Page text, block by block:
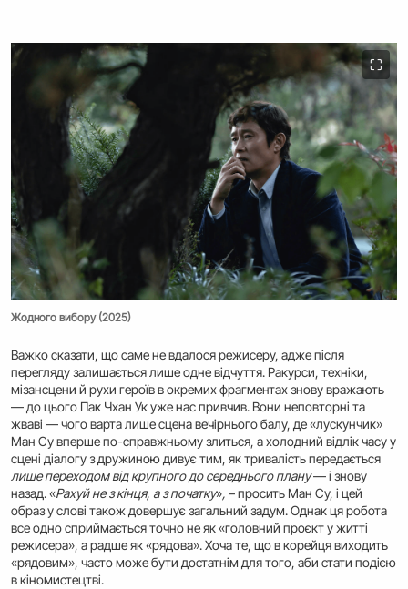
⛶
Жодного вибору (2025)
Важко сказати, що саме не вдалося режисеру, адже після
перегляду залишається лише одне відчуття. Ракурси, техніки,
мізансцени й рухи героїв в окремих фрагментах знову вражають
— до цього Пак Чхан Ук уже нас привчив. Вони неповторні та
жваві — чого варта лише сцена вечірнього балу, де «лускунчик»
Ман Су вперше по-справжньому злиться, а холодний відлік часу у
сцені діалогу з дружиною дивує тим, як тривалість передається
лише переходом від крупного до середнього плану— і знову
назад. «Рахуй не з кінця, а з початку», – просить Ман Су, і цей
образ у слові також довершує загальний задум. Однак ця робота
все одно сприймається точно не як «головний проєкт у житті
режисера», а радше як «рядова». Хоча те, що в корейця виходить
«рядовим», часто може бути достатнім для того, аби стати подією
в кіномистецтві.